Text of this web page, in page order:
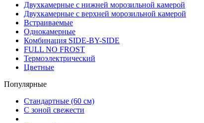
Двухкамерные с нижней морозильной камерой
Двухкамерные с верхней морозильной камерой
Встраиваемые
Однокамерные
Комбинация SIDE-BY-SIDE
FULL NO FROST
Термоэлектрический
Цветные
Популярные
Стандартные (60 см)
С зоной свежести